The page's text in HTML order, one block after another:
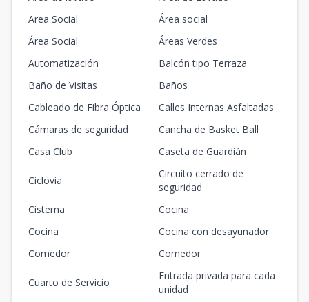
Area Social
Área social
Área Social
Áreas Verdes
Automatización
Balcón tipo Terraza
Baño de Visitas
Baños
Cableado de Fibra Óptica
Calles Internas Asfaltadas
Cámaras de seguridad
Cancha de Basket Ball
Casa Club
Caseta de Guardián
Ciclovia
Circuito cerrado de
seguridad
Cisterna
Cocina
Cocina
Cocina con desayunador
Comedor
Comedor
Cuarto de Servicio
Entrada privada para cada
unidad